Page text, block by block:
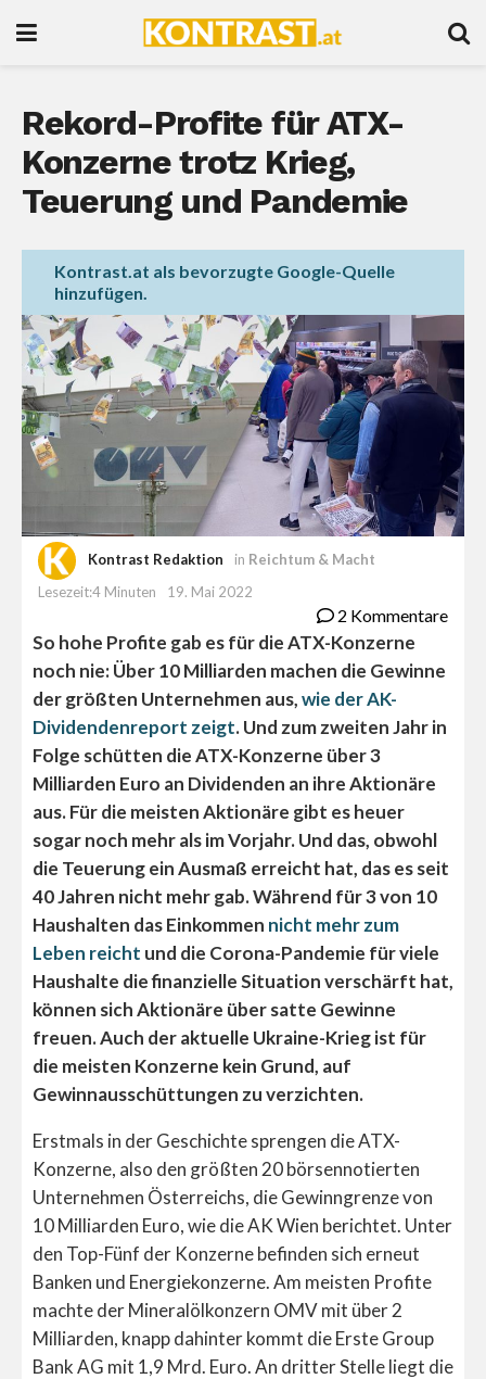
Rekord-Profite für ATX-
Konzerne trotz Krieg,
Teuerung und Pandemie
Kontrast.at als bevorzugte Google-Quelle
hinzufügen.
Kontrast Redaktion in Reichtum & Macht
Lesezeit:4 Minuten
19. Mai 2022
2 Kommentare
So hohe Profite gab es für die ATX-Konzerne
noch nie: Über 10 Milliarden machen die Gewinne
der größten Unternehmen aus,wie der AK-
Dividendenreport zeigt. Und zum zweiten Jahr in
Folge schütten die ATX-Konzerne über 3
Milliarden Euro an Dividenden an ihre Aktionäre
aus. Für die meisten Aktionäre gibt es heuer
sogar noch mehr als im Vorjahr. Und das, obwohl
die Teuerung ein Ausmaß erreicht hat, das es seit
40 Jahren nicht mehr gab. Während für 3 von 10
Haushalten das Einkommen nicht mehr zum
Leben reicht und die Corona-Pandemie für viele
Haushalte die finanzielle Situation verschärft hat,
können sich Aktionäre über satte Gewinne
freuen. Auch der aktuelle Ukraine-Krieg ist für
die meisten Konzerne kein Grund, auf
Gewinnausschüttungen zu verzichten.
Erstmals in der Geschichte sprengen die ATX-
Konzerne, also den größten 20 börsennotierten
Unternehmen Österreichs, die Gewinngrenze von
10 Milliarden Euro, wie die AK Wien berichtet. Unter
den Top-Fünf der Konzerne befinden sich erneut
Banken und Energiekonzerne. Am meisten Profite
machte der Mineralölkonzern OMV mit über 2
Milliarden, knapp dahinter kommt die Erste Group
Bank AG mit 1,9 Mrd. Euro. An dritter Stelle liegt die